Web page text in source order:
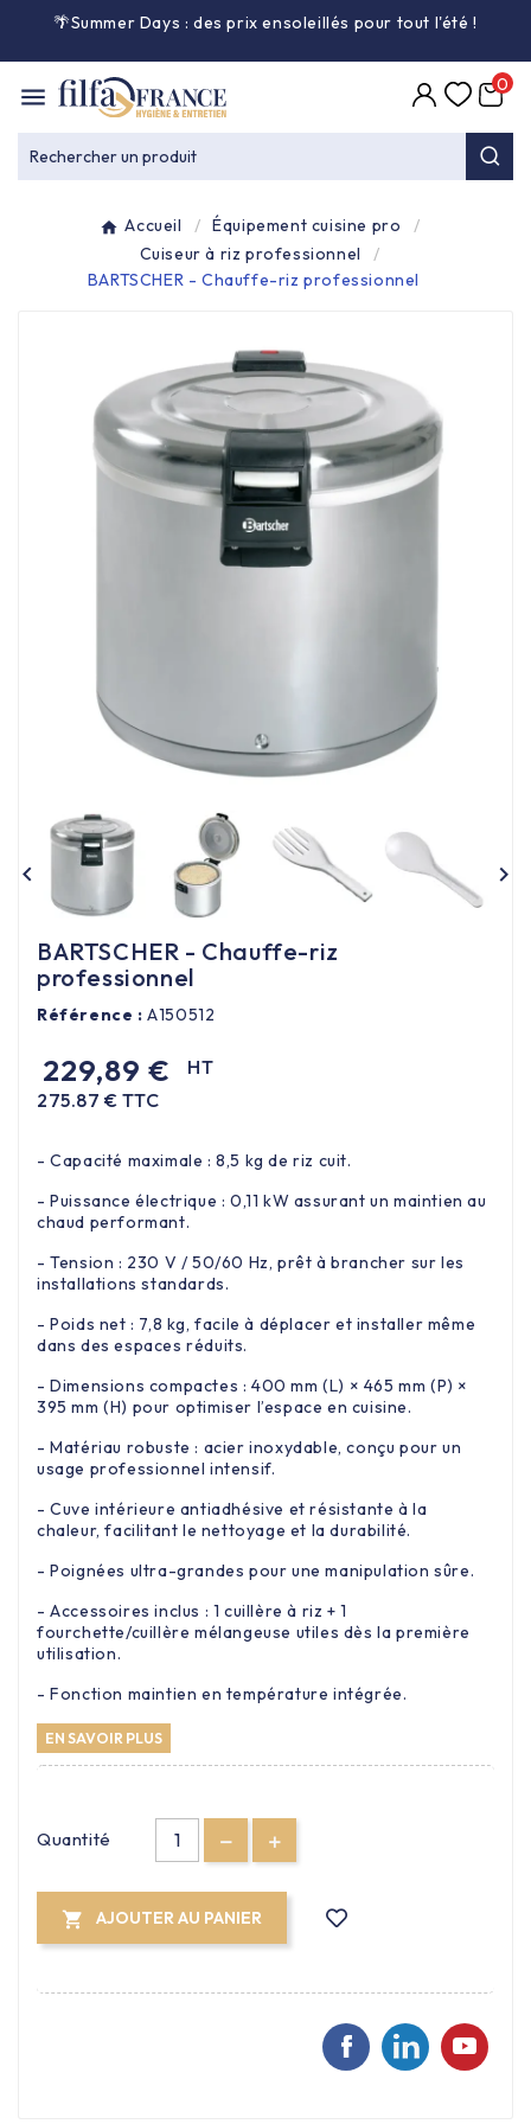
🌴Summer Days : des prix ensoleillés pour tout l'été!

Entretien général
Équipement & matériel 
Collecte des déchets 
Produit d'accueil 
Hygiène mains 
Alimentaire & jetable
Les nouveaux produits
Contactez-nous
Rechercher un produit
0
Accueil
Équipement cuisine pro
Cuiseur à riz professionnel
BARTSCHER - Chauffe-riz professionnel
 
BARTSCHER - Chauffe-riz
professionnel
Référence : A150512
229,89 €
HT
275.87 € TTC
- Capacité maximale : 8,5 kg de riz cuit.
- Puissance électrique : 0,11 kW assurant un maintien au
chaud performant.
- Tension : 230 V / 50/60 Hz, prêt à brancher sur les
installations standards.
- Poids net : 7,8 kg, facile à déplacer et installer même
dans des espaces réduits.
- Dimensions compactes : 400 mm (L) × 465 mm (P) ×
395 mm (H) pour optimiser l’espace en cuisine.
- Matériau robuste : acier inoxydable, conçu pour un
usage professionnel intensif.
- Cuve intérieure antiadhésive et résistante à la
chaleur, facilitant le nettoyage et la durabilité.
- Poignées ultra-grandes pour une manipulation sûre.
- Accessoires inclus : 1 cuillère à riz + 1
fourchette/cuillère mélangeuse utiles dès la première
utilisation.
- Fonction maintien en température intégrée.
EN SAVOIR PLUS
Quantité
 AJOUTER AU PANIER